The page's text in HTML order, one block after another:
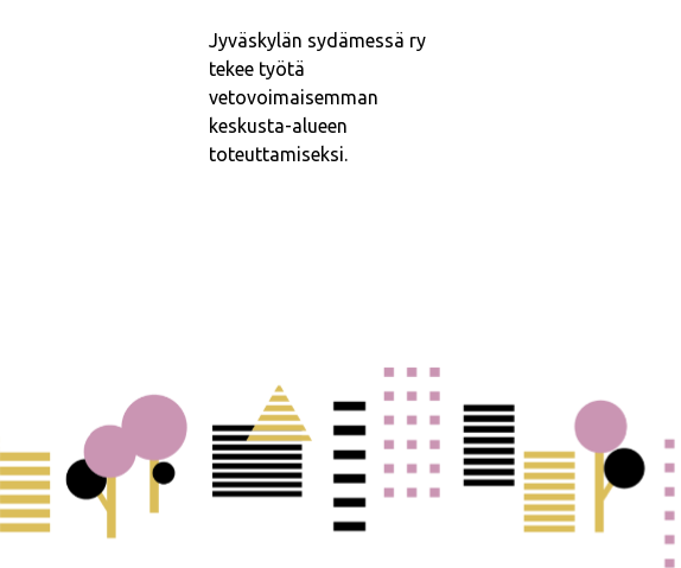
Jyväskylän sydämessä ry
tekee työtä
vetovoimaisemman
keskusta-alueen
toteuttamiseksi.